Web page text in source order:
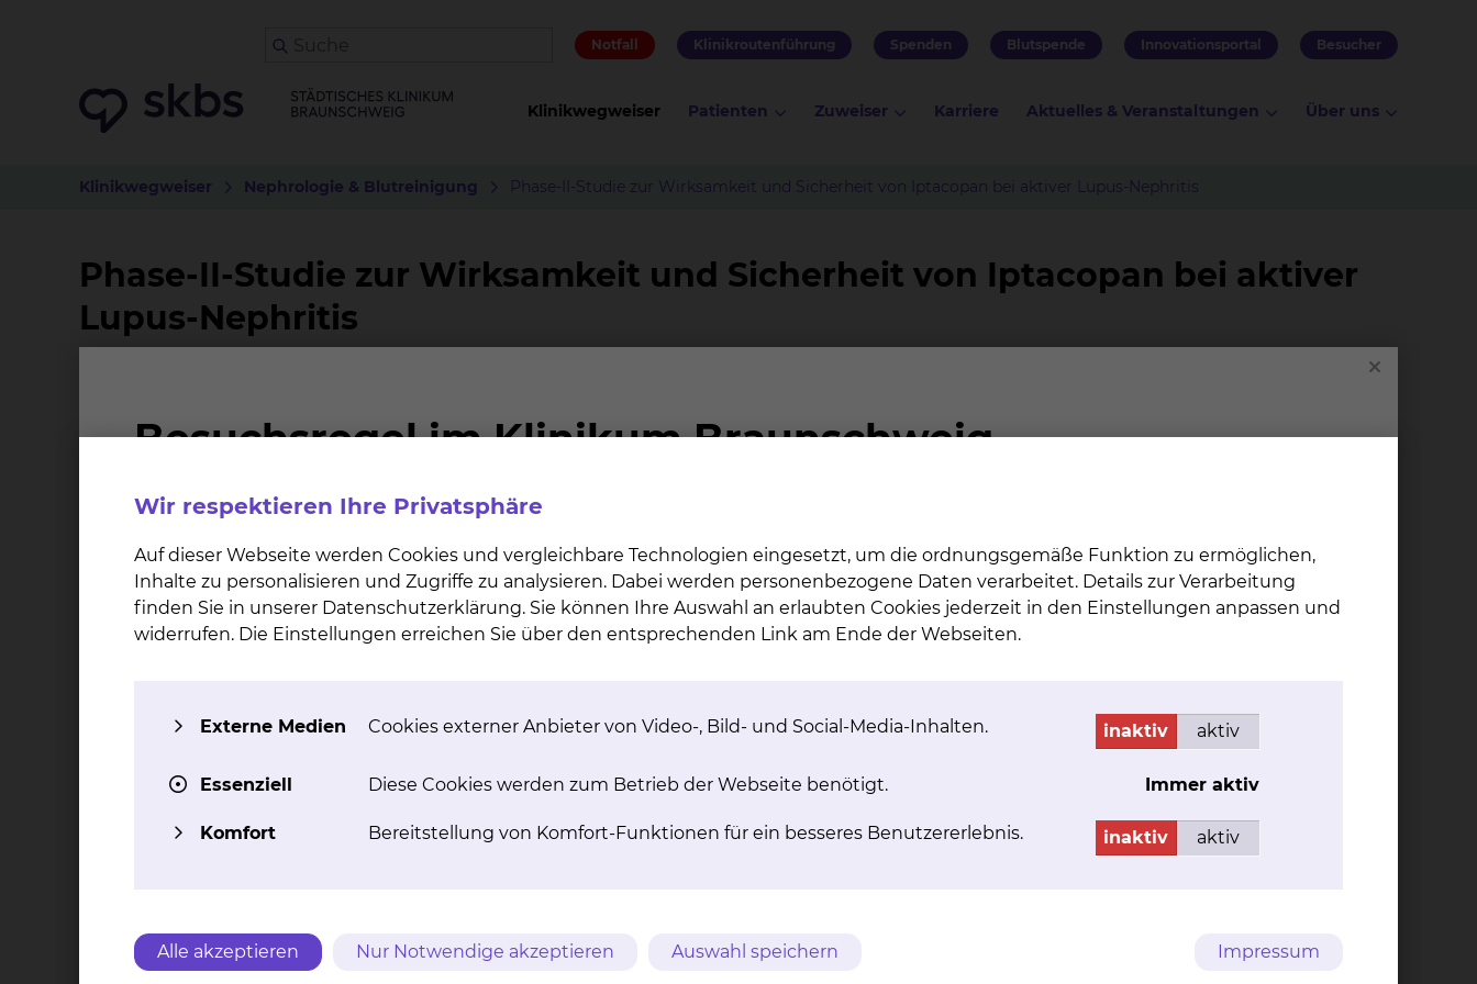
Notfall Klinikroutenführung Spenden Blutspende Innovationsportal Besucher
Klinikwegweiser Patienten Zuweiser Karriere Aktuelles & Veranstaltungen Über uns
Klinikwegweiser Nephrologie & Blutreinigung Phase-II-Studie zur Wirksamkeit und Sicherheit von Iptacopan bei aktiver Lupus-Nephritis
Phase-II-Studie zur Wirksamkeit und Sicherheit von Iptacopan bei aktiver
Lupus-Nephritis
Fichtengrund 1, 38126
Fax: +49 531 595 2655
Per E-Mail kontaktieren
Die Lupus-Nephritis ist eine der häufigsten schwerwiegenden Manifestationen des systemischen Lupus
untersucht.
Eignungskriterien:
Die genauen Ein- und Ausschlusskriterien können Sie auf der Website des Sponsors einsehen. Alternativ
können Sie sich auch an das Team des Studienzentrums der Klinik für Nephrologie, Rheumatologie und
Wie ist der Status der Studie?
Rekrutierung begonnen
Wir respektieren Ihre Privatsphäre
Auf dieser Webseite werden Cookies und vergleichbare Technologien eingesetzt, um die ordnungsgemäße Funktion zu ermöglichen,
Inhalte zu personalisieren und Zugriffe zu analysieren. Dabei werden personenbezogene Daten verarbeitet. Details zur Verarbeitung
finden Sie in unserer Datenschutzerklärung. Sie können Ihre Auswahl an erlaubten Cookies jederzeit in den Einstellungen anpassen und
widerrufen. Die Einstellungen erreichen Sie über den entsprechenden Link am Ende der Webseiten.
Externe Medien Cookies externer Anbieter von Video-, Bild- und Social-Media-Inhalten. inaktiv aktiv
Essenziell Diese Cookies werden zum Betrieb der Webseite benötigt. Immer aktiv
Komfort Bereitstellung von Komfort-Funktionen für ein besseres Benutzererlebnis. inaktiv aktiv
Alle akzeptieren Nur Notwendige akzeptieren Auswahl speichern Impressum